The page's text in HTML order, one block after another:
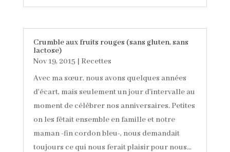
Crumble aux fruits rouges (sans gluten, sans
lactose)
Nov 19, 2015 | Recettes
Avec ma sœur, nous avons quelques années
d'écart, mais seulement un jour d'intervalle au
moment de célébrer nos anniversaires. Petites
on les fêtait ensemble en famille et notre
maman -fin cordon bleu-, nous demandait
toujours ce qui nous ferait plaisir pour nous...